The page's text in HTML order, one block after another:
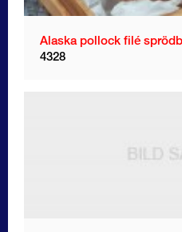
Alaska pollock filé
4328